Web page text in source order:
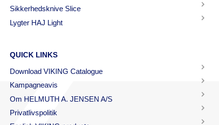
Sikkerhedsknive Slice
Lygter HAJ Light
QUICK LINKS
Download VIKING Catalogue
Kampagneavis
Om HELMUTH A. JENSEN A/S
Privatlivspolitik